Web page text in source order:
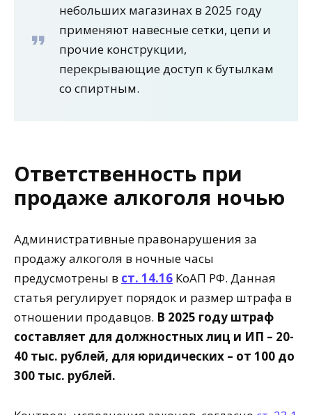
небольших магазинах в 2025 году
применяют навесные сетки, цепи и
прочие конструкции,
перекрывающие доступ к бутылкам
со спиртным.
Ответственность при
продаже алкоголя ночью
Административные правонарушения за
продажу алкоголя в ночные часы
предусмотрены в ст. 14.16 КоАП РФ. Данная
статья регулирует порядок и размер штрафа в
отношении продавцов. В 2025 году штраф
составляет для должностных лиц и ИП – 20-
40 тыс. рублей, для юридических – от 100 до
300 тыс. рублей.